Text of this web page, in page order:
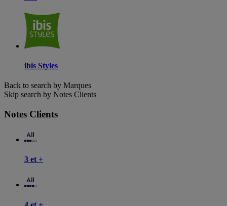
ibis Styles
Back to search by Marques
Skip search by Notes Clients
Notes Clients
3 et +